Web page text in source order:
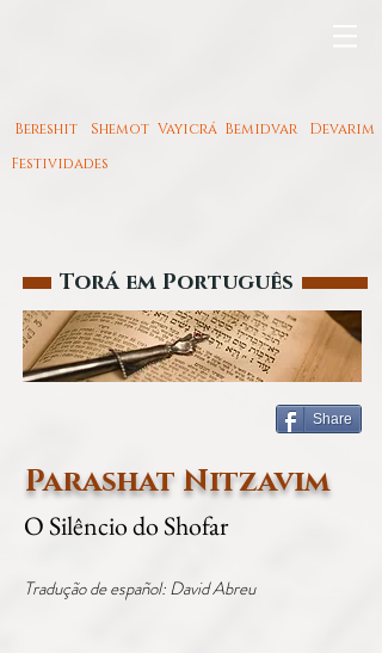
Share
Tradução de español: David Abreu
Torá em Português
Bereshit Shemot Vayicrá Bemidvar
Devarim
Festividades
Parashat Nitzavim
O Silêncio do Shofar